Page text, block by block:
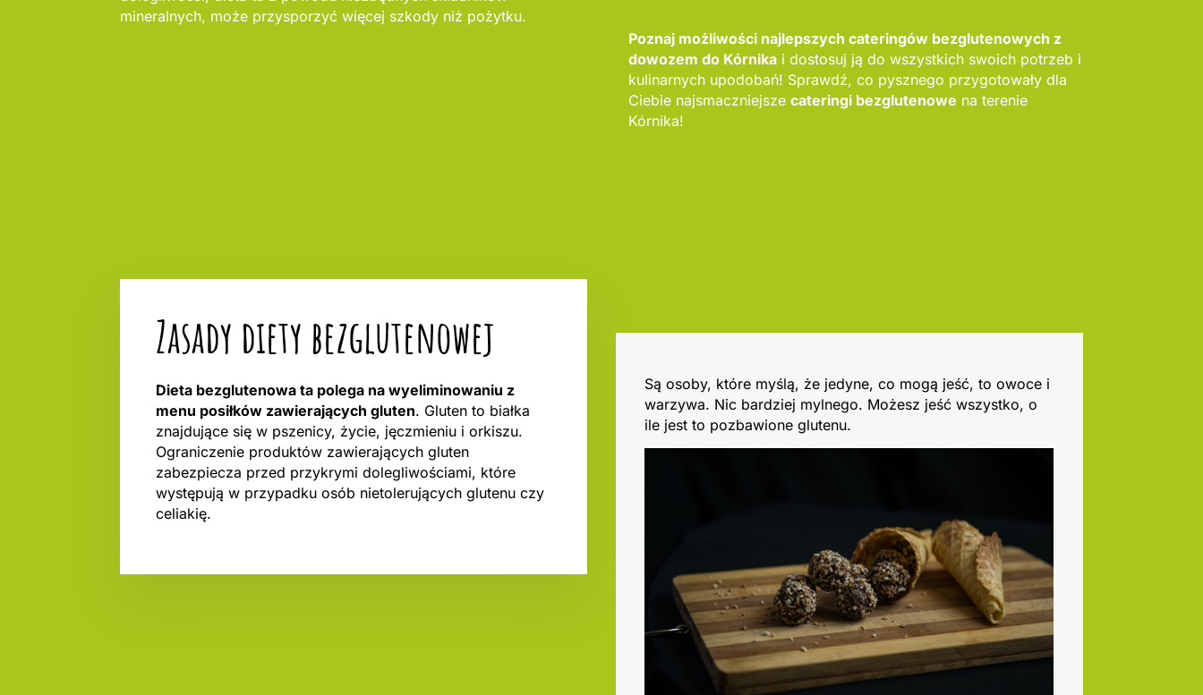
mineralnych, może przysporzyć więcej szkody niż pożytku.
Poznaj możliwości najlepszych cateringów bezglutenowych z
dowozem do Kórnikai dostosuj ją do wszystkich swoich potrzeb i
kulinarnych upodobań! Sprawdź, co pysznego przygotowały dla
Ciebie najsmaczniejsze cateringi bezglutenowe na terenie
Kórnika!
Zasady diety bezglutenowej
Dieta bezglutenowa ta polega na wyeliminowaniu z
menu posiłków zawierających gluten. Gluten to białka
znajdujące się w pszenicy, życie, jęczmieniu i orkiszu.
Ograniczenie produktów zawierających gluten
zabezpiecza przed przykrymi dolegliwościami, które
występują w przypadku osób nietolerujących glutenu czy
celiakię.
Są osoby, które myślą, że jedyne, co mogą jeść, to owoce i
warzywa. Nic bardziej mylnego. Możesz jeść wszystko, o
ile jest to pozbawione glutenu.